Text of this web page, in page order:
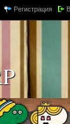
Регистрация